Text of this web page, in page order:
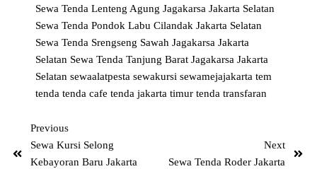
Sewa Tenda Lenteng Agung Jagakarsa Jakarta Selatan
Sewa Tenda Pondok Labu Cilandak Jakarta Selatan
Sewa Tenda Srengseng Sawah Jagakarsa Jakarta
Selatan Sewa Tenda Tanjung Barat Jagakarsa Jakarta
Selatansewaalatpestasewakursisewamejajakartatem
tendatenda cafetenda jakarta timurtenda transfaran
Previous
Sewa Kursi Selong
Kebayoran Baru Jakarta
Next
Sewa Tenda Roder Jakarta